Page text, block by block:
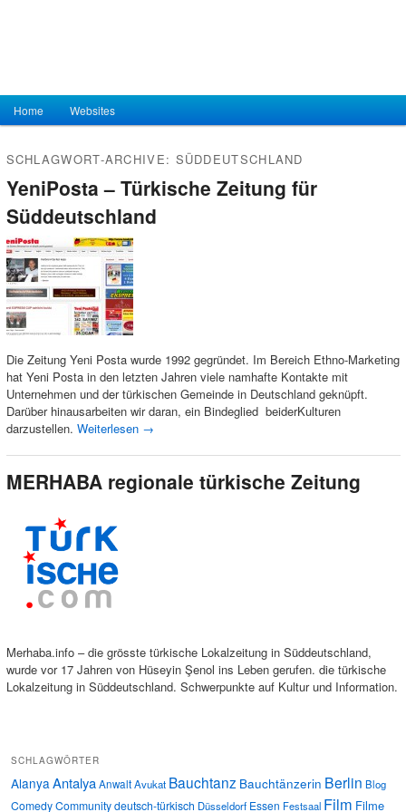
Hauptmenü
Zum Inhalt wechseln
Zum sekundären Inhalt wechseln
Home Websites
SCHLAGWORT-ARCHIVE: SÜDDEUTSCHLAND
YeniPosta – Türkische Zeitung für
Süddeutschland
Die Zeitung Yeni Posta wurde 1992 gegründet. Im Bereich Ethno-Marketing
hat Yeni Posta in den letzten Jahren viele namhafte Kontakte mit
Unternehmen und der türkischen Gemeinde in Deutschland geknüpft.
Darüber hinausarbeiten wir daran, ein Bindeglied beiderKulturen
darzustellen. Weiterlesen →
MERHABA regionale türkische Zeitung
Merhaba.info – die grösste türkische Lokalzeitung in Süddeutschland,
wurde vor 17 Jahren von Hüseyin Şenol ins Leben gerufen. die türkische
Lokalzeitung in Süddeutschland. Schwerpunkte auf Kultur und Information.
SCHLAGWÖRTER
Alanya AntalyaAnwaltAvukat Bauchtanz Bauchtänzerin Berlin Blog
ComedyCommunitydeutsch-türkisch Düsseldorf Essen Festsaal Film Filme